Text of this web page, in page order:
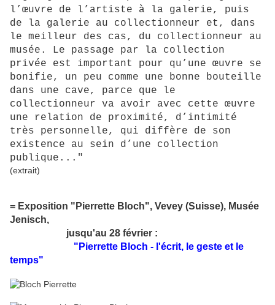
l’œuvre de l’artiste à la galerie, puis
de la galerie au collectionneur et, dans
le meilleur des cas, du collectionneur au
musée. Le passage par la collection
privée est important pour qu’une œuvre se
bonifie, un peu comme une bonne bouteille
dans une cave, parce que le
collectionneur va avoir avec cette œuvre
une relation de proximité, d’intimité
très personnelle, qui diffère de son
existence au sein d’une collection
publique..."
(extrait)
= Exposition "Pierrette Bloch", Vevey (Suisse), Musée
Jenisch,
jusqu'au 28 février :
"Pierrette Bloch - l'écrit, le geste et le
temps"